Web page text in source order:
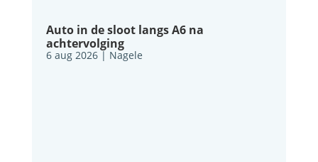
Auto in de sloot langs A6 na
achtervolging
6 aug 2026| Nagele